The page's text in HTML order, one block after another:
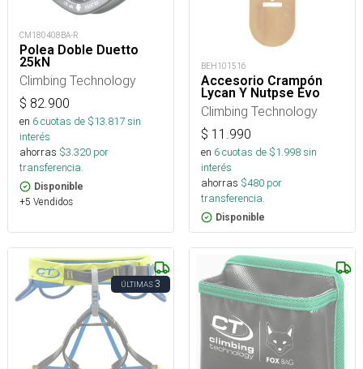
CM180408BA-R
Polea Doble Duetto
25kN
Climbing Technology
$ 82.900
en 6cuotas de $13.817sin
interés
ahorras $3.320 por
transferencia.
Disponible
+5 Vendidos
BEH101516
Accesorio Crampón
Lycan Y Nutpse Evo
Climbing Technology
$ 11.990
en 6cuotas de $1.998sin
interés
ahorras $480 por
transferencia.
Disponible
ÚLTIMAS3